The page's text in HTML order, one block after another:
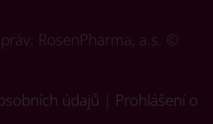
RosenPharma, a.s. ©
údajů
Prohlášení o